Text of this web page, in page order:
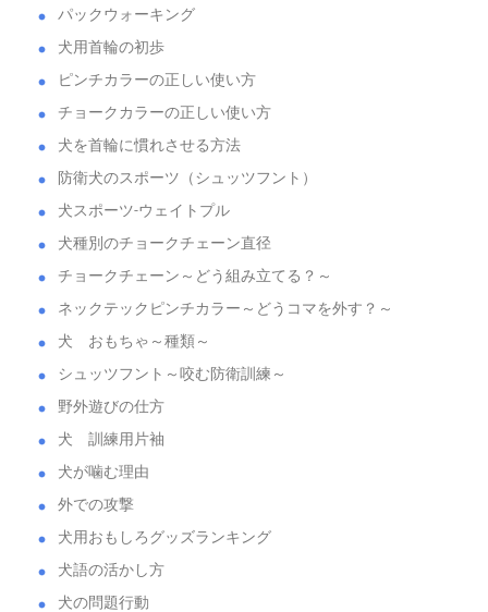
パックウォーキング
犬用首輪の初歩
ピンチカラーの正しい使い方
チョークカラーの正しい使い方
犬を首輪に慣れさせる方法
防衛犬のスポーツ（シュッツフント）
犬スポーツ-ウェイトプル
犬種別のチョークチェーン直径
チョークチェーン～どう組み立てる？～
ネックテックピンチカラー～どうコマを外す？～
犬 おもちゃ～種類～
シュッツフント～咬む防衛訓練～
野外遊びの仕方
犬 訓練用片袖
犬が噛む理由
外での攻撃
犬用おもしろグッズランキング
犬語の活かし方
犬の問題行動